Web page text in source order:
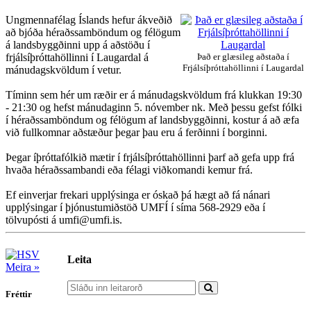
Það er glæsileg aðstaða í
Frjálsíþróttahöllinni í Laugardal
Ungmennafélag Íslands hefur ákveðið
að bjóða héraðssamböndum og félögum
á landsbyggðinni upp á aðstöðu í
frjálsíþróttahöllinni í Laugardal á
mánudagskvöldum í vetur.
Tíminn sem hér um ræðir er á mánudagskvöldum frá klukkan 19:30
- 21:30 og hefst mánudaginn 5. nóvember nk. Með þessu gefst fólki
í héraðssamböndum og félögum af landsbyggðinni, kostur á að æfa
við fullkomnar aðstæður þegar þau eru á ferðinni í borginni.
Þegar íþróttafólkið mætir í frjálsíþróttahöllinni þarf að gefa upp frá
hvaða héraðssambandi eða félagi viðkomandi kemur frá.
Ef einverjar frekari upplýsinga er óskað þá hægt að fá nánari
upplýsingar í þjónustumiðstöð UMFÍ í síma 568-2929 eða í
tölvupósti á umfi@umfi.is.
Leita
Meira »
Fréttir